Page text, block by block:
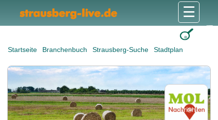
Startseite Branchenbuch Strausberg-Suche Stadtplan
☰